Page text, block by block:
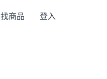
找商品 登入